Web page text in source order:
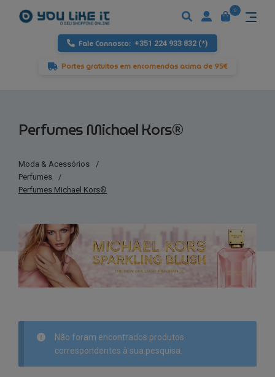
Fale Connosco: +351 224 933 832 (*)
Portes gratuitos em encomendas acima de 95€
0
Perfumes Michael Kors®
Moda & Acessórios
/
Perfumes
/
Perfumes Michael Kors®
Não foram encontrados produtos
correspondentes à sua pesquisa.